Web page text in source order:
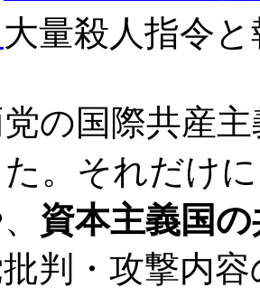
大量殺人指令
の国際共産主
。それだけ
資本主義国
判・攻撃内